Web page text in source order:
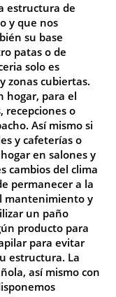
estructura de
y que nos
su base
patas o de
solo es
zonas cubiertas.
hogar, para el
recepciones o
Así mismo si
y cafeterías o
en salones y
cambios del clima
permanecer a la
mantenimiento y
un paño
producto para
para evitar
estructura. La
así mismo con